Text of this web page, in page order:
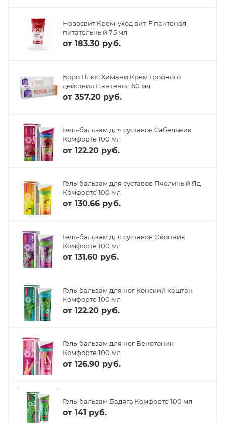
Новосвит Крем-уход вит. F пантенол
питательный 75 мл
от 183.30 руб.
Боро Плюс Химани Крем тройного
действия Пантенол 60 мл
от 357.20 руб.
Гель-бальзам для суставов Сабельник
Комфорте 100 мл
от 122.20 руб.
Гель-бальзам для суставов Пчелиный Яд
Комфорте 100 мл
от 130.66 руб.
Гель-бальзам для суставов Окопник
Комфорте 100 мл
от 131.60 руб.
Гель-бальзам для ног Конский каштан
Комфорте 100 мл
от 122.20 руб.
Гель-бальзам для ног Венотоник
Комфорте 100 мл
от 126.90 руб.
Гель-бальзам Бадяга Комфорте 100 мл
от 141 руб.